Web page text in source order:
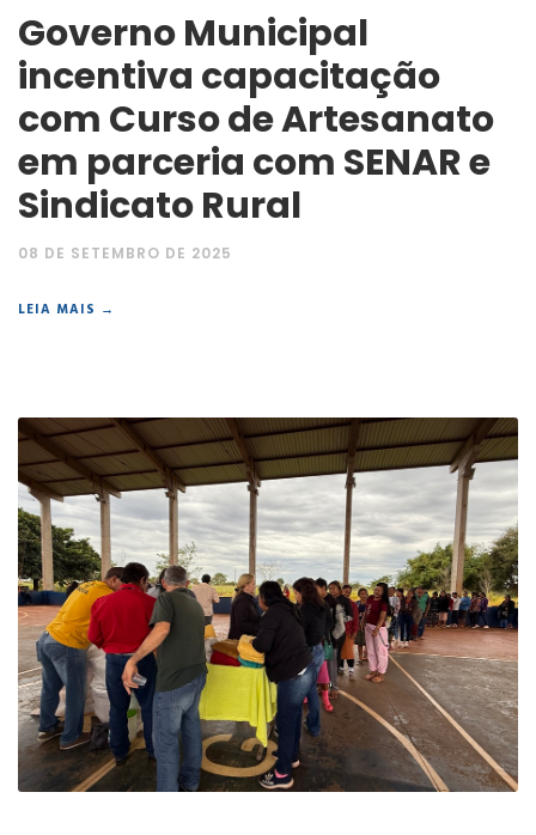
Governo Municipal
incentiva capacitação
com Curso de Artesanato
em parceria com SENAR e
Sindicato Rural
08 DE SETEMBRO DE 2025
LEIA MAIS →